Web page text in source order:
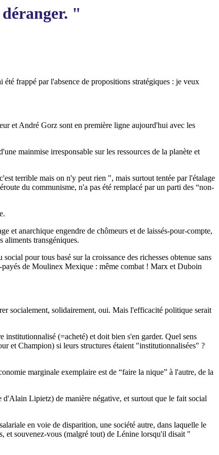
"
frappé par l'absence de propositions stratégiques : je veux
et André Gorz sont en première ligne aujourd'hui avec les
mainmise irresponsable sur les ressources de la planète et
terrible mais on n'y peut rien ", mais surtout tentée par l'étalage
du communisme, n'a pas été remplacé par un parti des “non-
et anarchique engendre de chômeurs et de laissés-pour-compte,
aliments transgéniques.
pour tous basé sur la croissance des richesses obtenue sans
de Moulinex Mexique : même combat ! Marx et Duboin
socialement, solidairement, oui. Mais l'efficacité politique serait
(=acheté) et doit bien s'en garder. Quel sens
et Champion) si leurs structures étaient "institutionnalisées" ?
marginale exemplaire est de “faire la nique” à l'autre, de la
Lipietz) de manière négative, et surtout que le fait social
en voie de disparition, une société autre, dans laquelle le
et souvenez-vous (malgré tout) de Lénine lorsqu'il disait "